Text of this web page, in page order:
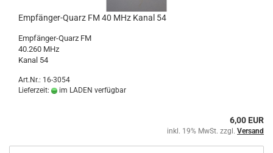
Empfänger-Quarz FM 40 MHz Kanal 54
Empfänger-Quarz FM
40.260 MHz
Kanal 54
Art.Nr.: 16-3054
Lieferzeit:
im LADEN verfügbar
6,00 EUR
inkl. 19% MwSt. zzgl. Versand